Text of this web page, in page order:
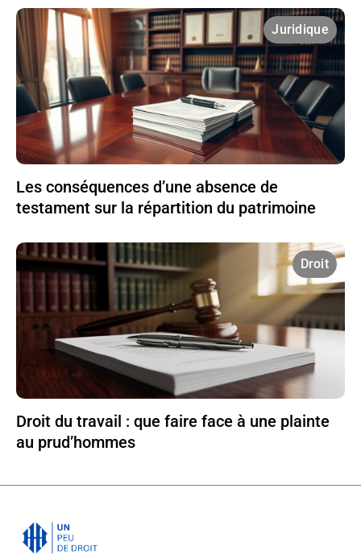
Juridique
Les conséquences d’une absence de
testament sur la répartition du patrimoine
Droit
Droit du travail : que faire face à une plainte
au prud’hommes